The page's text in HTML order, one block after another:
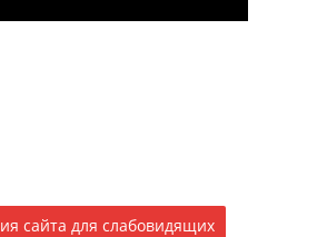
сайта для слабовидящих